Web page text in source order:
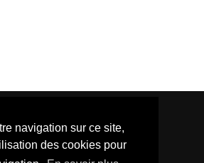
navigation sur ce site,
des cookies pour